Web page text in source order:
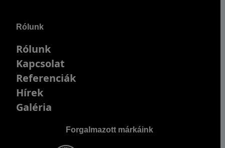
Rólunk
Rólunk
Kapcsolat
Referenciák
Hírek
Galéria
Forgalmazott márkáink